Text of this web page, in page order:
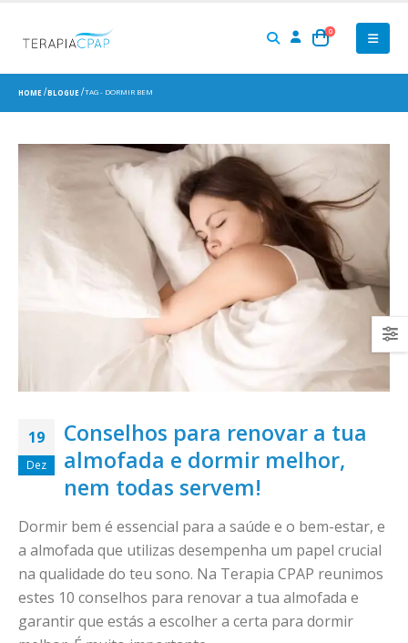
0
HOME BLOGUE TAG - DORMIR BEM
19
Dez
Conselhos para renovar a tua
almofada e dormir melhor,
nem todas servem!
Dormir bem é essencial para a saúde e o bem-estar, e
a almofada que utilizas desempenha um papel crucial
na qualidade do teu sono. Na Terapia CPAP reunimos
estes 10 conselhos para renovar a tua almofada e
garantir que estás a escolher a certa para dormir